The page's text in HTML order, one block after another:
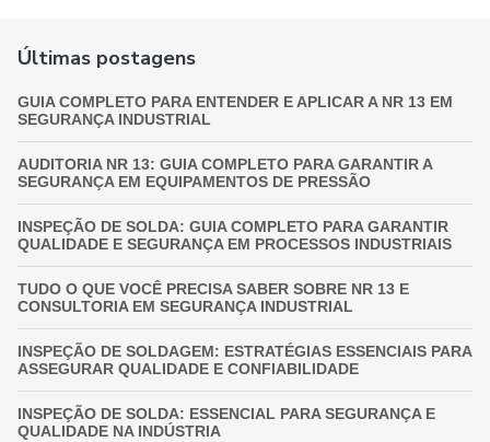
Últimas postagens
GUIA COMPLETO PARA ENTENDER E APLICAR A NR 13 EM
SEGURANÇA INDUSTRIAL
AUDITORIA NR 13: GUIA COMPLETO PARA GARANTIR A
SEGURANÇA EM EQUIPAMENTOS DE PRESSÃO
INSPEÇÃO DE SOLDA: GUIA COMPLETO PARA GARANTIR
QUALIDADE E SEGURANÇA EM PROCESSOS INDUSTRIAIS
TUDO O QUE VOCÊ PRECISA SABER SOBRE NR 13 E
CONSULTORIA EM SEGURANÇA INDUSTRIAL
INSPEÇÃO DE SOLDAGEM: ESTRATÉGIAS ESSENCIAIS PARA
ASSEGURAR QUALIDADE E CONFIABILIDADE
INSPEÇÃO DE SOLDA: ESSENCIAL PARA SEGURANÇA E
QUALIDADE NA INDÚSTRIA